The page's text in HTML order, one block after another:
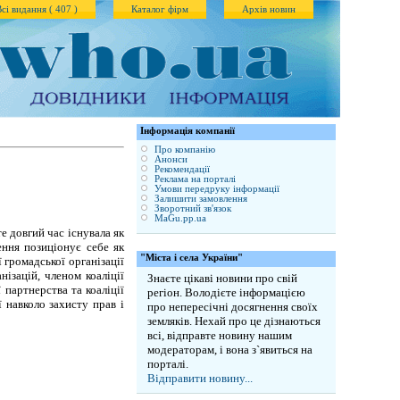
Архів новин
Каталог фірм
видання ( 407 )
довгий час існувала як
позиціонує себе як
організації
членом коаліції
та коаліції
захисту прав і
Iнформація компанії
Про компанію
Анонси
Рекомендації
Реклама на порталі
Умови передруку інформації
Залишити замовлення
Зворотний зв'язок
MaGu.pp.ua
"Міста і села України"
Знаєте цікаві новини про свій
регіон. Володієте інформацією
про непересічні досягнення своїх
земляків. Нехай про це дізнаються
всі, відправте новину нашим
модераторам, і вона з`явиться на
порталі.
Відправити новину...